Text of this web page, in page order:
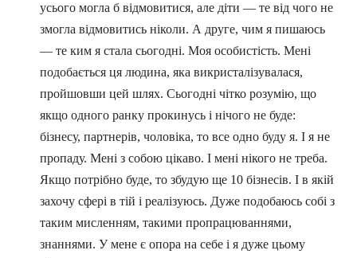
усього могла б відмовитися, але діти — те від чого не
змогла відмовитись ніколи. А друге, чим я пишаюсь
— те ким я стала сьогодні. Моя особистість. Мені
подобається ця людина, яка викристалізувалася,
пройшовши цей шлях. Сьогодні чітко розумію, що
якщо одного ранку прокинусь і нічого не буде:
бізнесу, партнерів, чоловіка, то все одно буду я. І я не
пропаду. Мені з собою цікаво. І мені нікого не треба.
Якщо потрібно буде, то збудую ще 10 бізнесів. І в якій
захочу сфері в тій і реалізуюсь. Дуже подобаюсь собі з
таким мисленням, такими пропрацюваннями,
знаннями. У мене є опора на себе і я дуже цьому